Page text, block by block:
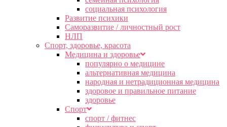
социальная психология
Развитие психики
Саморазвитие / личностный рост
НЛП
Спорт, здоровье, красота
Медицина и здоровье
популярно о медицине
альтернативная медицина
народная и нетрадиционная медицина
здоровое и правильное питание
здоровье
Спорт
спорт / фитнес